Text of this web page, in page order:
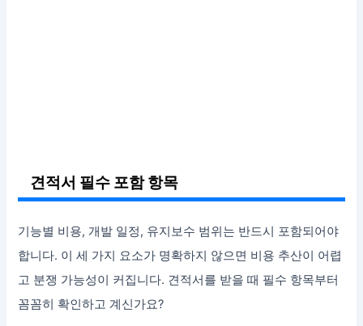
견적서 필수 포함 항목
기능별 비용, 개발 일정, 유지보수 범위는 반드시 포함되어야
합니다. 이 세 가지 요소가 명확하지 않으면 비용 추산이 어렵
고 분쟁 가능성이 커집니다. 견적서를 받을 때 필수 항목부터
꼼꼼히 확인하고 계신가요?